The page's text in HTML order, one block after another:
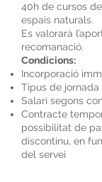
40h de cursos
espais naturals.
Es valorarà
recomanació.
Condicions:
Incorporació
Tipus de jornada
Salari segons
Contracte
possibilitat de
discontinu, en
del servei